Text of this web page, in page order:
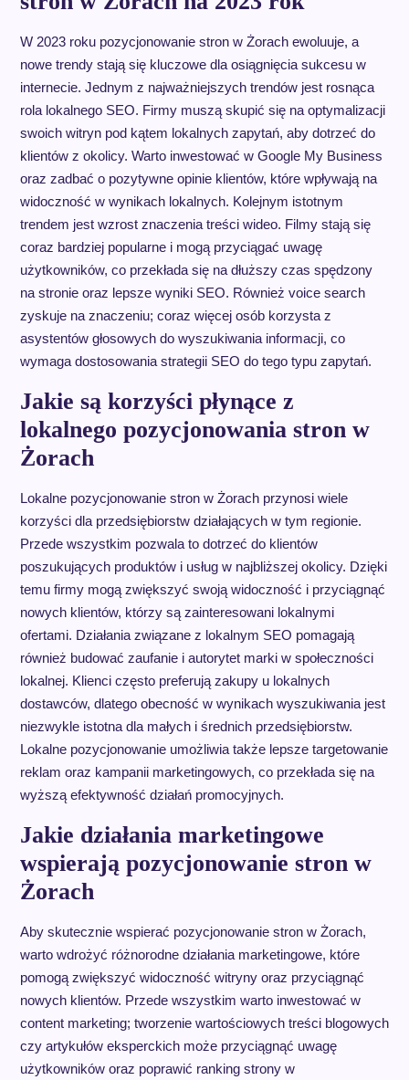
W 2023 roku pozycjonowanie stron w Żorach ewoluuje, a
nowe trendy stają się kluczowe dla osiągnięcia sukcesu w
internecie. Jednym z najważniejszych trendów jest rosnąca
rola lokalnego SEO. Firmy muszą skupić się na optymalizacji
swoich witryn pod kątem lokalnych zapytań, aby dotrzeć do
klientów z okolicy. Warto inwestować w Google My Business
oraz zadbać o pozytywne opinie klientów, które wpływają na
widoczność w wynikach lokalnych. Kolejnym istotnym
trendem jest wzrost znaczenia treści wideo. Filmy stają się
coraz bardziej popularne i mogą przyciągać uwagę
użytkowników, co przekłada się na dłuższy czas spędzony
na stronie oraz lepsze wyniki SEO. Również voice search
zyskuje na znaczeniu; coraz więcej osób korzysta z
asystentów głosowych do wyszukiwania informacji, co
wymaga dostosowania strategii SEO do tego typu zapytań.
Jakie są korzyści płynące z
lokalnego pozycjonowania stron w
Żorach
Lokalne pozycjonowanie stron w Żorach przynosi wiele
korzyści dla przedsiębiorstw działających w tym regionie.
Przede wszystkim pozwala to dotrzeć do klientów
poszukujących produktów i usług w najbliższej okolicy. Dzięki
temu firmy mogą zwiększyć swoją widoczność i przyciągnąć
nowych klientów, którzy są zainteresowani lokalnymi
ofertami. Działania związane z lokalnym SEO pomagają
również budować zaufanie i autorytet marki w społeczności
lokalnej. Klienci często preferują zakupy u lokalnych
dostawców, dlatego obecność w wynikach wyszukiwania jest
niezwykle istotna dla małych i średnich przedsiębiorstw.
Lokalne pozycjonowanie umożliwia także lepsze targetowanie
reklam oraz kampanii marketingowych, co przekłada się na
wyższą efektywność działań promocyjnych.
Jakie działania marketingowe
wspierają pozycjonowanie stron w
Żorach
Aby skutecznie wspierać pozycjonowanie stron w Żorach,
warto wdrożyć różnorodne działania marketingowe, które
pomogą zwiększyć widoczność witryny oraz przyciągnąć
nowych klientów. Przede wszystkim warto inwestować w
content marketing; tworzenie wartościowych treści blogowych
czy artykułów eksperckich może przyciągnąć uwagę
użytkowników oraz poprawić ranking strony w